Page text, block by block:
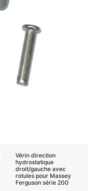
Vérin direction
hydrostatique
droit/gauche avec
rotules pour Massey
Ferguson série 200